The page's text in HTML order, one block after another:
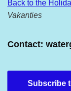
Back to the
Vakanties
Contact:
Subscribe